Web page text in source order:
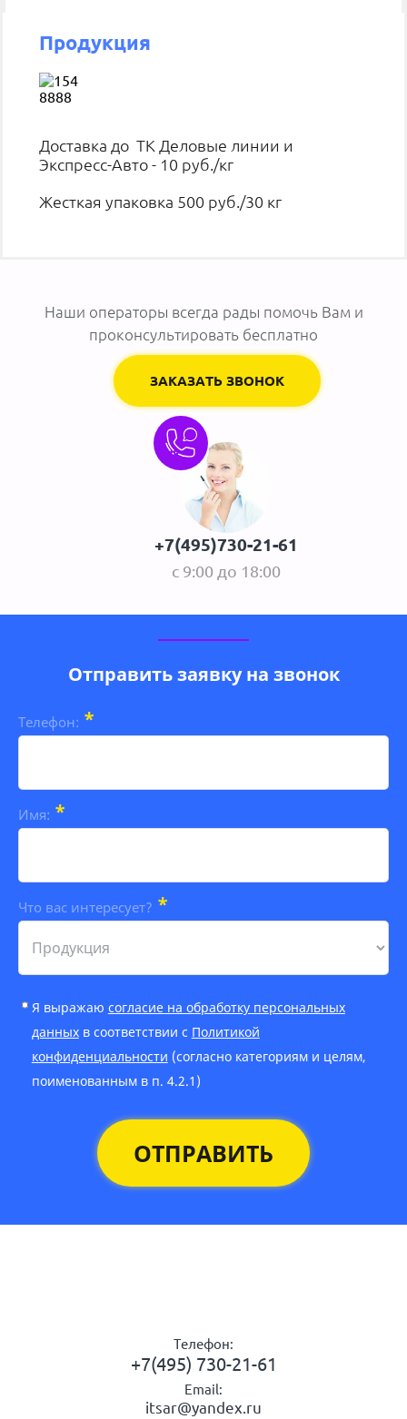
Продукция
Доставка до ТК Деловые линии и
Экспресс-Авто - 10 руб./кг
Жесткая упаковка 500 руб./30 кг
Наши операторы всегда рады помочь Вам и
проконсультировать бесплатно
ЗАКАЗАТЬ ЗВОНОК
+7(495)730-21-61
с 9:00 до 18:00
Отправить заявку на звонок
Телефон: *
Имя: *
Что вас интересует? *
Я выражаю согласие на обработку персональных
данныхв соответствии с Политикой
конфиденциальности (согласно категориям и целям,
поименованным в п. 4.2.1)
ОТПРАВИТЬ
Телефон:
+7(495) 730-21-61
Email:
itsar@yandex.ru